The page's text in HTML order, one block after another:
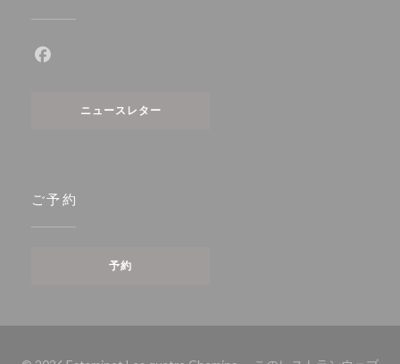
ニュースレター
ご予約
予約